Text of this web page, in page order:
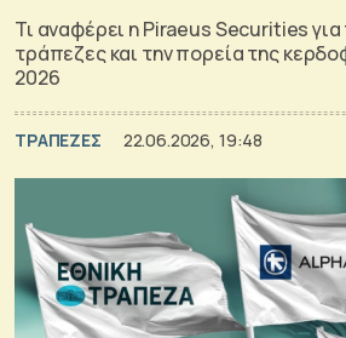
Τι αναφέρει η Piraeus Securities για
τράπεζες και την πορεία της
2026
ΤΡΑΠΕΖΕΣ 22.06.2026, 19:48